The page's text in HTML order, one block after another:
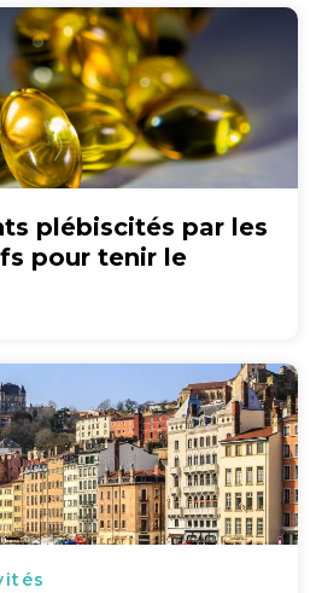
plébiscités par les
pour tenir le